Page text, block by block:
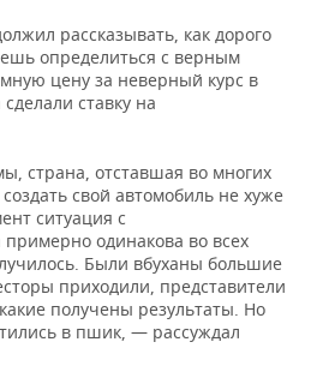
рассказывать, как дорого
определиться с верным
цену за неверный курс в
ставку на
страна, отставшая во многих
свой автомобиль не хуже
ситуация с
одинакова во всех
Были вбуханы большие
приходили, представители
получены результаты. Но
в пшик, — рассуждал